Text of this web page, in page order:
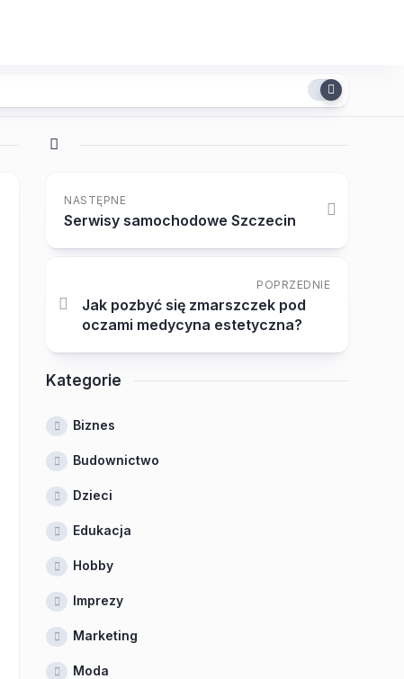
NASTĘPNE
Serwisy samochodowe Szczecin
POPRZEDNIE
Jak pozbyć się zmarszczek pod
oczami medycyna estetyczna?
Kategorie
Biznes
Budownictwo
Dzieci
Edukacja
Hobby
Imprezy
Marketing
Moda